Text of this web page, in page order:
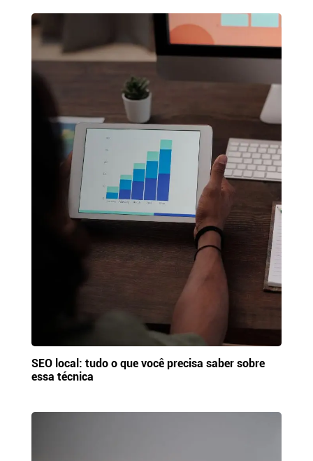
SEO local: tudo o que você precisa saber sobre
essa técnica